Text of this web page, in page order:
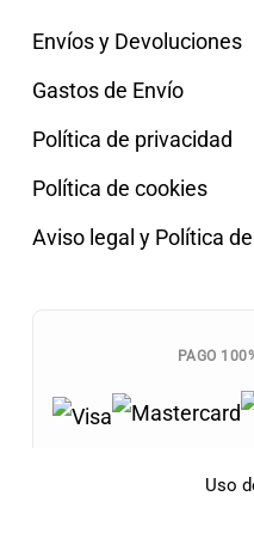
Uso
Envíos y Devoluciones
Gastos de Envío
Política de privacidad
Política de cookies
Aviso legal y Política
PAGO